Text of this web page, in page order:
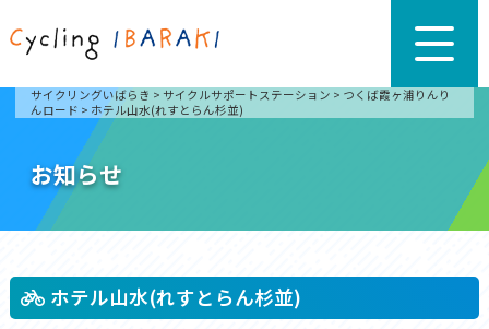
サイクリングいばらき > サイクルサポートステーション > つくば霞ヶ浦りんり
んロード > ホテル山水(れすとらん杉並)
お知らせ
ホテル山水(れすとらん杉並)